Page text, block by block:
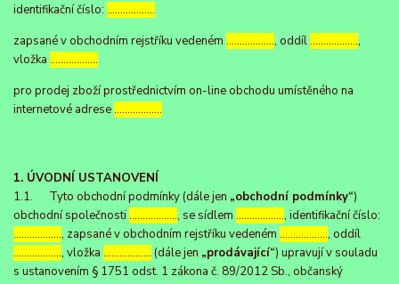
identifikační číslo: ………………
zapsané v obchodním rejstříku vedeném ………………, oddíl………………,
vložka ………………
pro prodej zboží prostřednictvím on-line obchodu umístěného na
internetové adrese………………
1. ÚVODNÍ USTANOVENÍ
1.1. Tyto obchodní podmínky (dále jen „obchodní podmínky“)
obchodní společnosti ………………, se sídlem ………………, identifikační číslo:
………………, zapsané v obchodním rejstříku vedeném ………………, oddíl
………………, vložka ……………… (dále jen „prodávající“) upravují v souladu
s ustanovením § 1751 odst. 1 zákona č. 89/2012 Sb., občanský